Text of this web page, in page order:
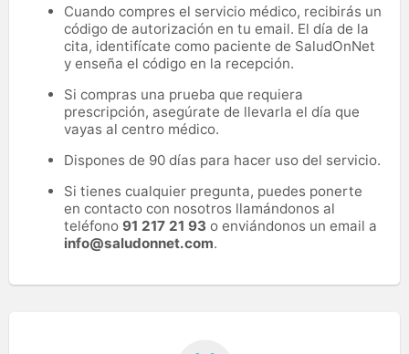
Cuando compres el servicio médico, recibirás un
código de autorización en tu email. El día de la
cita, identifícate como paciente de SaludOnNet
y enseña el código en la recepción.
Si compras una prueba que requiera
prescripción, asegúrate de llevarla el día que
vayas al centro médico.
Dispones de 90 días para hacer uso del servicio.
Si tienes cualquier pregunta, puedes ponerte
en contacto con nosotros llamándonos al
teléfono 91 217 21 93 o enviándonos un email a
info@saludonnet.com.